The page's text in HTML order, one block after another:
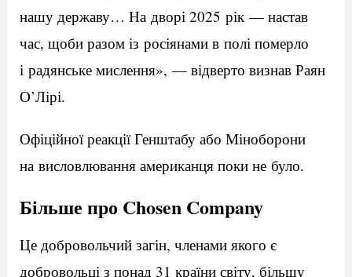
нашу державу… На дворі 2025 рік — настав
час, щоби разом із росіянами в полі померло
і радянське мислення», — відверто визнав Раян
О’Лірі.
Офіційної реакції Генштабу або Міноборони
на висловлювання американця поки не було.
Більше про Chosen Company
Це добровольчий загін, членами якого є
добровольці з понад 31 країни світу, більшу